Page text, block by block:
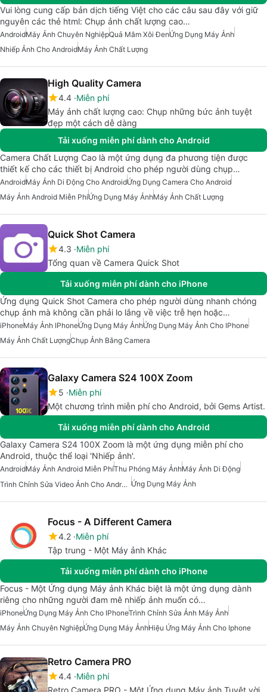
Vui lòng cung cấp bản dịch tiếng Việt cho các câu sau đây với giữ
nguyên các thẻ html: Chụp ảnh chất lượng cao…
AndroidMáy Ảnh Chuyên NghiệpQuả Mâm Xôi ĐenỨng Dụng Máy Ảnh
Nhiếp Ảnh Cho AndroidMáy Ảnh Chất Lượng
High Quality Camera
4.4 Miễn phí
Máy ảnh chất lượng cao: Chụp những bức ảnh tuyệt
đẹp một cách dễ dàng
Tải xuống miễn phí dành cho Android
Camera Chất Lượng Cao là một ứng dụng đa phương tiện được
thiết kế cho các thiết bị Android cho phép người dùng chụp…
AndroidMáy Ảnh Di Động Cho AndroidỨng Dụng Camera Cho Android
Máy Ảnh Android Miễn PhíỨng Dụng Máy ẢnhMáy Ảnh Chất Lượng
Quick Shot Camera
4.3 Miễn phí
Tổng quan về Camera Quick Shot
Tải xuống miễn phí dành cho iPhone
Ứng dụng Quick Shot Camera cho phép người dùng nhanh chóng
chụp ảnh mà không cần phải lo lắng về việc trễ hẹn hoặc…
iPhoneMáy Ảnh IPhoneỨng Dụng Máy ẢnhỨng Dụng Máy Ảnh Cho IPhone
Máy Ảnh Chất LượngChụp Ảnh Bằng Camera
Galaxy Camera S24 100X Zoom
5 Miễn phí
Một chương trình miễn phí cho Android, bởi Gems Artist.
Tải xuống miễn phí dành cho Android
Galaxy Camera S24 100X Zoom là một ứng dụng miễn phí cho
Android, thuộc thể loại 'Nhiếp ảnh'.
AndroidMáy Ảnh Android Miễn PhíThu Phóng Máy ẢnhMáy Ảnh Di Động
Trình Chỉnh Sửa Video Ảnh Cho Android Ứng Dụng Máy Ảnh
Focus - A Different Camera
4.2 Miễn phí
Tập trung - Một Máy ảnh Khác
Tải xuống miễn phí dành cho iPhone
Focus - Một Ứng dụng Máy ảnh Khác biệt là một ứng dụng dành
riêng cho những người đam mê nhiếp ảnh muốn có…
iPhoneỨng Dụng Máy Ảnh Cho IPhoneTrình Chỉnh Sửa Ảnh Máy Ảnh
Máy Ảnh Chuyên NghiệpỨng Dụng Máy ẢnhHiệu Ứng Máy Ảnh Cho Iphone
Retro Camera PRO
4.4 Miễn phí